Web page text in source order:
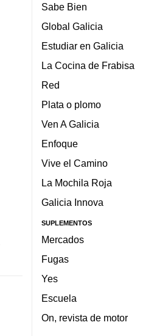
Sabe Bien
Global Galicia
Estudiar en Galicia
La Cocina de Frabisa
Red
Plata o plomo
Ven A Galicia
Enfoque
Vive el Camino
La Mochila Roja
Galicia Innova
SUPLEMENTOS
Mercados
Fugas
Yes
Escuela
On, revista de motor